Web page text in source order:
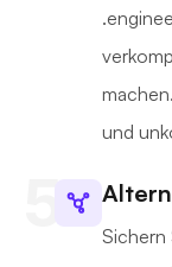
und
Sichern